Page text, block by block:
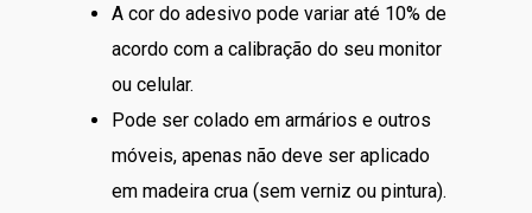
A cor do adesivo pode variar até 10% de
acordo com a calibração do seu monitor
ou celular.
Pode ser colado em armários e outros
móveis, apenas não deve ser aplicado
em madeira crua (sem verniz ou pintura).